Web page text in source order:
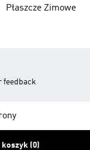
Cholewką
Płaszcze Zimowe
feedback
koszyk (0)